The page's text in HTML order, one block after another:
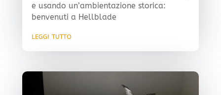
e usando un’ambientazione storica:
benvenuti a Hellblade
leggi tutto